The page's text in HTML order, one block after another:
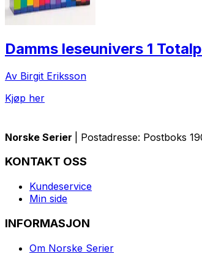
Damms leseunivers 1
Av Birgit Eriksson
Kjøp her
Norske Serier | Postadresse: Postboks
KONTAKT OSS
Kundeservice
Min side
INFORMASJON
Om Norske Serier